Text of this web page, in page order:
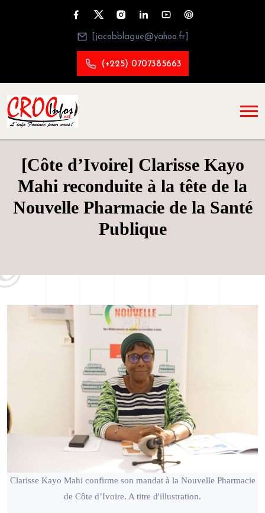
[jacobblague@yahoo.fr]
(+225) 0707385663
[Côte d’Ivoire] Clarisse Kayo
Mahi reconduite à la tête de la
Nouvelle Pharmacie de la Santé
Publique
Clarisse Kayo Mahi confirme son mandat à la Nouvelle Pharmacie
de Côte d’Ivoire. A titre d'illustration.